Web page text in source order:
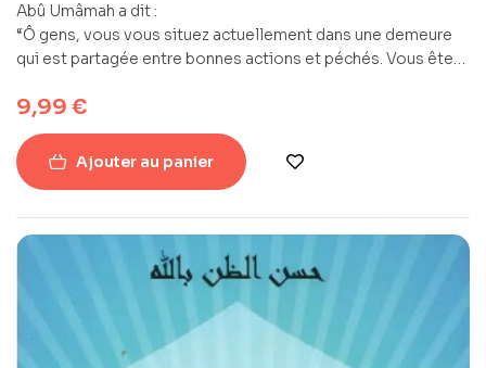
Abû Umâmah a dit :
“Ô gens, vous vous situez actuellement dans une demeure
qui est partagée entre bonnes actions et péchés. Vous êtes
demeure synonyme de solitude et d’obscurité. C’est aussi
celle des vers et de l’étroitesse, à l’exception de celui pour
qui Allah l’aura rendu large.
9,99 €
Ajouter au panier